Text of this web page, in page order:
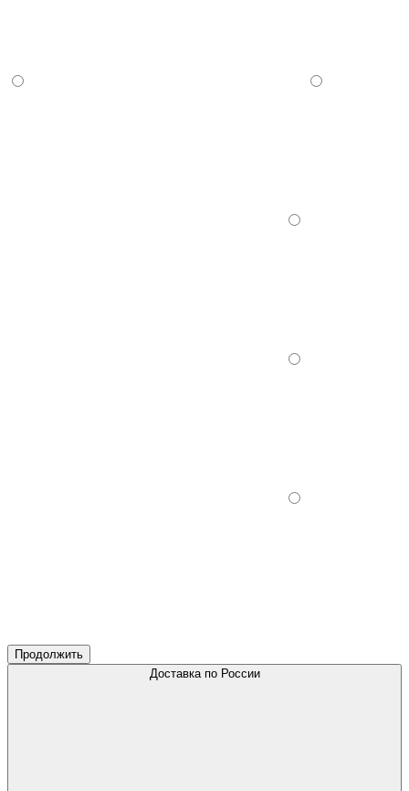
Продолжить
Доставка по России